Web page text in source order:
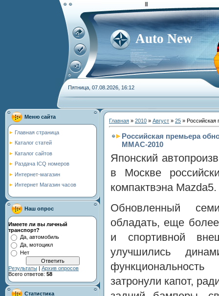
Auto New
Пятница, 07.08.2026, 16:12
Меню сайта
Главная страница
Каталог статей
Каталог сайтов
Раздача ICQ номеров
Интернет-магазин
Интернет Магазин часов
Наш опрос
Имеете ли вы личный
транспорт?
Да, автомобиль
Да, мотоцикл
Нет
Результаты | Архив опросов
Всего ответов: 58
Статистика
Главная » 2010 » Август » 25 » Российская
Российская премьера
ММАС-2010
Японский
в Москве
компактвэна Mazda5.
Обновленный
обладать, еще
и спортивной
улучшились
затронули капот,